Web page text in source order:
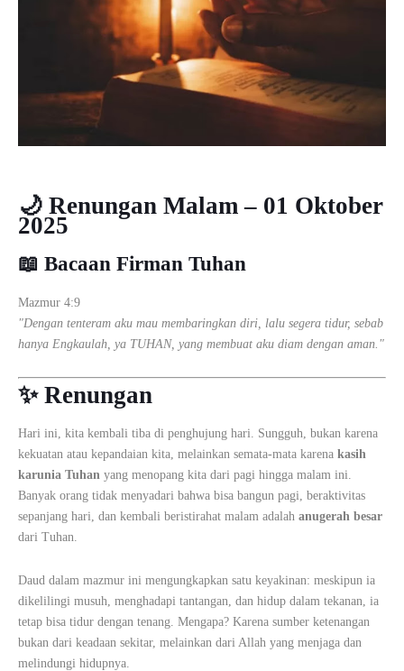
🌙 Renungan Malam – 01 Oktober
2025
📖 Bacaan Firman Tuhan
Mazmur 4:9
"Dengan tenteram aku mau membaringkan diri, lalu segera tidur, sebab
hanya Engkaulah, ya TUHAN, yang membuat aku diam dengan aman."
✨ Renungan
Hari ini, kita kembali tiba di penghujung hari. Sungguh, bukan karena
kekuatan atau kepandaian kita, melainkan semata-mata karena kasih
karunia Tuhan yang menopang kita dari pagi hingga malam ini.
Banyak orang tidak menyadari bahwa bisa bangun pagi, beraktivitas
sepanjang hari, dan kembali beristirahat malam adalah anugerah besar
dari Tuhan.
Daud dalam mazmur ini mengungkapkan satu keyakinan: meskipun ia
dikelilingi musuh, menghadapi tantangan, dan hidup dalam tekanan, ia
tetap bisa tidur dengan tenang. Mengapa? Karena sumber ketenangan
bukan dari keadaan sekitar, melainkan dari Allah yang menjaga dan
melindungi hidupnya.